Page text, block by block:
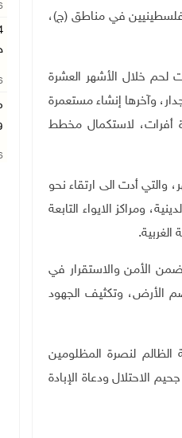
في مناطق (ج)،
لحم خلال الأشهر العشرة
وآخرها إنشاء مستعمرة
أفرات، لاستكمال مخطط
استمرار العدوان الهمجي وحرب الإبادة في قطاع غزة منذ أكثر من 10 أشهر، والتي أدت الى ارتقاء نحو
ومراكز الايواء التابعة
.
الأمن والاستقرار في
الأرض، وتكثيف الجهود
لنصرة المظلومين
الاحتلال ودعاة الإبادة